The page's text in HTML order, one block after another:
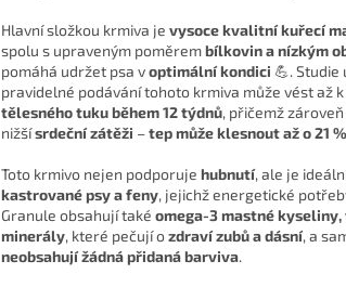
Hlavní složkou krmiva je vysoce kvalitní kuřecí
spolu s upraveným poměrembílkovin a nízkým
pomáhá udržet psa voptimální kondici 💪. Studie
pravidelné podávání tohoto krmiva může vést až k
tělesného tuku během 12 týdnů, přičemž
nižšísrdeční zátěži –tep může klesnout až o 21 %
Toto krmivo nejen podporuje hubnutí, ale je
kastrované psy a feny, jejichž energetické
Granule obsahují také omega-3 mastné kyseliny,
minerály, které pečují ozdraví zubů a dásní, a
neobsahují žádná přidaná barviva.